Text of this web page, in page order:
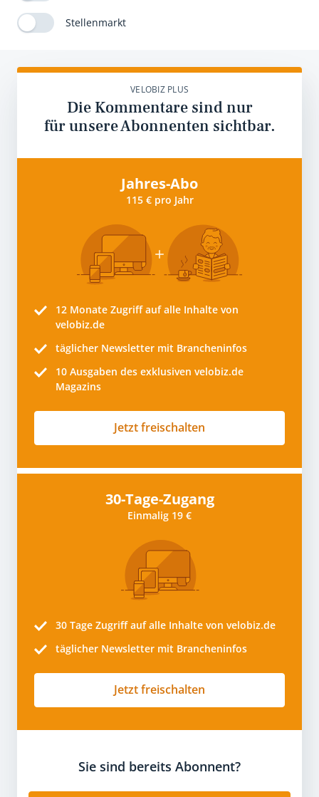
Stellenmarkt
VELOBIZ PLUS
Die Kommentare sind nur
für unsere Abonnenten sichtbar.
Jahres-Abo
115 € pro Jahr
12 Monate Zugriff auf alle Inhalte von
velobiz.de
täglicher Newsletter mit Brancheninfos
10 Ausgaben des exklusiven velobiz.de
Magazins
Jetzt freischalten
30-Tage-Zugang
Einmalig 19 €
30 Tage Zugriff auf alle Inhalte von velobiz.de
täglicher Newsletter mit Brancheninfos
Jetzt freischalten
Sie sind bereits Abonnent?